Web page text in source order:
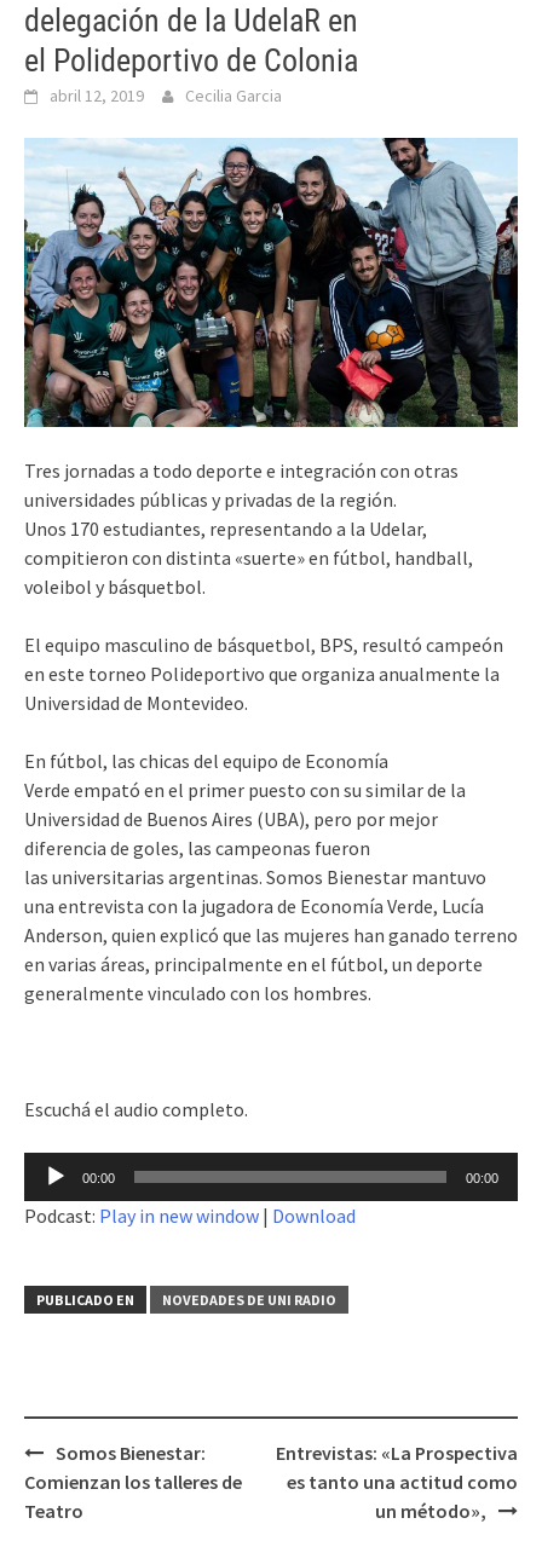
delegación de la UdelaR en
el Polideportivo de Colonia
abril 12, 2019 Cecilia Garcia
Tres jornadas a todo deporte e integración con otras
universidades públicas y privadas de la región.
Unos 170 estudiantes, representando a la Udelar,
compitieron con distinta «suerte» en fútbol, handball,
voleibol y básquetbol.
El equipo masculino de básquetbol, BPS, resultó campeón
en este torneo Polideportivo que organiza anualmente la
Universidad de Montevideo.
En fútbol, las chicas del equipo de Economía
Verde empató en el primer puesto con su similar de la
Universidad de Buenos Aires (UBA), pero por mejor
diferencia de goles, las campeonas fueron
las universitarias argentinas. Somos Bienestar mantuvo
una entrevista con la jugadora de Economía Verde, Lucía
Anderson, quien explicó que las mujeres han ganado terreno
en varias áreas, principalmente en el fútbol, un deporte
generalmente vinculado con los hombres.
Escuchá el audio completo.
Reproductor
audio
00:00 00:00
Podcast: Play in new window | Download
PUBLICADO EN NOVEDADES DE UNI RADIO
Navegación
de
Somos Bienestar:
Comienzan los talleres de
Teatro
Entrevistas: «La Prospectiva
es tanto una actitud como
un método»,